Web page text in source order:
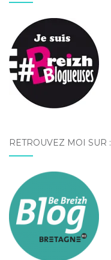
RETROUVEZ MOI SUR :